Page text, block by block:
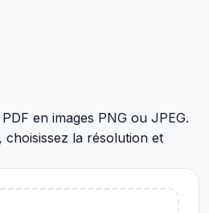
en images PNG ou JPEG.
choisissez la résolution et